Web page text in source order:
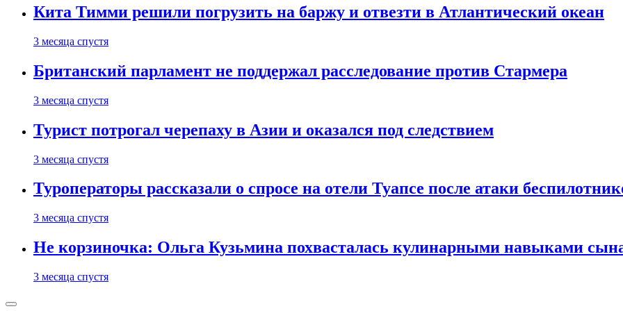
Кита Тимми решили погрузить на баржу и отвезти в Атлантический океан
3 месяца спустя
Британский парламент не поддержал расследование против Стармера
3 месяца спустя
Турист потрогал черепаху в Азии и оказался под следствием
3 месяца спустя
Туроператоры рассказали о спросе на отели Туапсе после атаки
3 месяца спустя
Не корзиночка: Ольга Кузьмина похвасталась кулинарными навыками
3 месяца спустя